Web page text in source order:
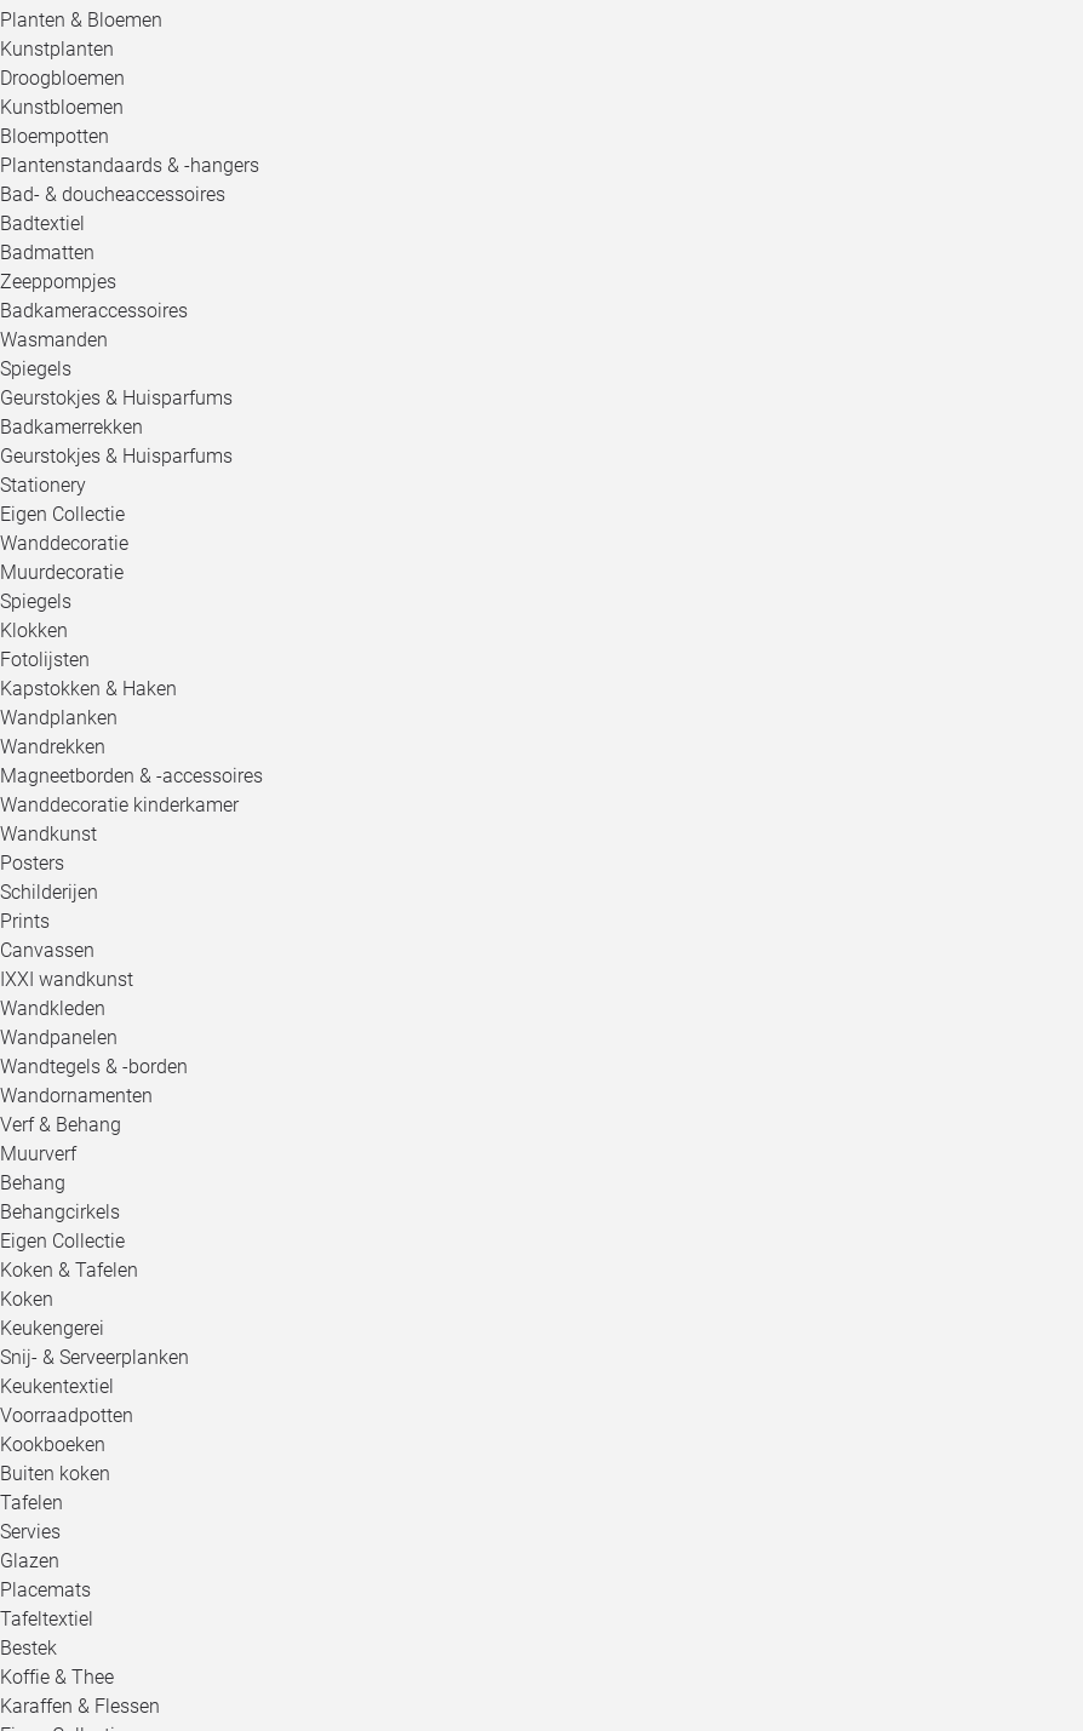
Planten & Bloemen
Kunstplanten
Droogbloemen
Kunstbloemen
Bloempotten
Plantenstandaards & -hangers
Bad- & doucheaccessoires
Badtextiel
Badmatten
Zeeppompjes
Badkameraccessoires
Wasmanden
Spiegels
Geurstokjes & Huisparfums
Badkamerrekken
Geurstokjes & Huisparfums
Stationery
Eigen Collectie
Wanddecoratie
Muurdecoratie
Spiegels
Klokken
Fotolijsten
Kapstokken & Haken
Wandplanken
Wandrekken
Magneetborden & -accessoires
Wanddecoratie kinderkamer
Wandkunst
Posters
Schilderijen
Prints
Canvassen
IXXI wandkunst
Wandkleden
Wandpanelen
Wandtegels & -borden
Wandornamenten
Verf & Behang
Muurverf
Behang
Behangcirkels
Eigen Collectie
Koken & Tafelen
Koken
Keukengerei
Snij- & Serveerplanken
Keukentextiel
Voorraadpotten
Kookboeken
Buiten koken
Tafelen
Servies
Glazen
Placemats
Tafeltextiel
Bestek
Koffie & Thee
Karaffen & Flessen